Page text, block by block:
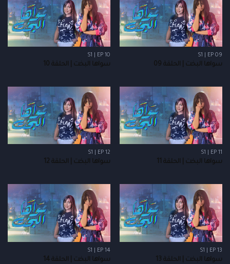
S1 | EP 09
سواها البخت | الحلقة 09
S1 | EP 10
سواها البخت | الحلقة 10
S1 | EP 11
سواها البخت | الحلقة 11
S1 | EP 12
سواها البخت | الحلقة 12
S1 | EP 13
سواها البخت | الحلقة 13
S1 | EP 14
سواها البخت | الحلقة 14